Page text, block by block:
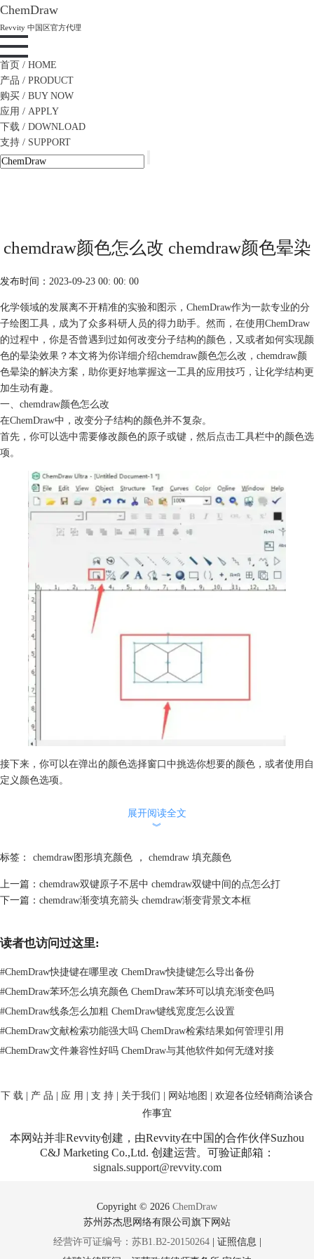
ChemDraw
Revvity 中国区官方代理
首页 / HOME
产品 / PRODUCT
购买 / BUY NOW
应用 / APPLY
下载 / DOWNLOAD
支持 / SUPPORT
chemdraw颜色怎么改 chemdraw颜色晕染
发布时间：2023-09-23 00: 00: 00
化学领域的发展离不开精准的实验和图示，ChemDraw作为一款专业的分
子绘图工具，成为了众多科研人员的得力助手。然而，在使用ChemDraw
的过程中，你是否曾遇到过如何改变分子结构的颜色，又或者如何实现颜
色的晕染效果？本文将为你详细介绍chemdraw颜色怎么改，chemdraw颜
色晕染的解决方案，助你更好地掌握这一工具的应用技巧，让化学结构更
加生动有趣。
一、chemdraw颜色怎么改
在ChemDraw中，改变分子结构的颜色并不复杂。
首先，你可以选中需要修改颜色的原子或键，然后点击工具栏中的颜色选
项。
接下来，你可以在弹出的颜色选择窗口中挑选你想要的颜色，或者使用自
定义颜色选项。
这样，你就可以为分子中的不同元素赋予个性化的色彩，使结构更加清晰
易懂。
二、chemdraw颜色晕染
具体操作是，在选中原子或键的情况下，点击工具栏中的渐变填充选项。
然后，在弹出的设置窗口中，选择起始颜色和结束颜色，调整渐变的方向
展开阅读全文
︾
标签： chemdraw图形填充颜色 ， chemdraw 填充颜色
上一篇： chemdraw双键原子不居中 chemdraw双键中间的点怎么打
下一篇： chemdraw渐变填充箭头 chemdraw渐变背景文本框
读者也访问过这里:
#ChemDraw快捷键在哪里改 ChemDraw快捷键怎么导出备份
#ChemDraw苯环怎么填充颜色 ChemDraw苯环可以填充渐变色吗
#ChemDraw线条怎么加粗 ChemDraw键线宽度怎么设置
#ChemDraw文献检索功能强大吗 ChemDraw检索结果如何管理引用
#ChemDraw文件兼容性好吗 ChemDraw与其他软件如何无缝对接
下 载 产 品 应 用 支 持 关于我们 网站地图
| 欢迎各位经销商洽谈合
作事宜
本网站并非Revvity创建，由Revvity在中国的合作伙伴Suzhou
C&J Marketing Co.,Ltd. 创建运营。可验证邮箱：
signals.support@revvity.com
Copyright © 2026 ChemDraw
苏州苏杰思网络有限公司旗下网站
经营许可证编号：苏B1.B2-20150264| 证照信息